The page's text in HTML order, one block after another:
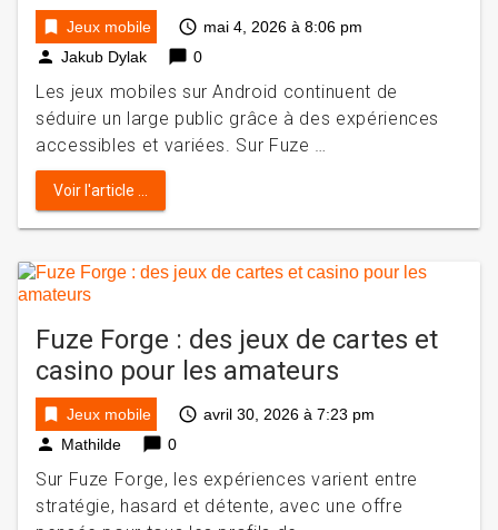
bookmark Jeux mobile access_time mai 4, 2026 à 8:06 pm
person Jakub Dylak chat_bubble 0
Les jeux mobiles sur Android continuent de
séduire un large public grâce à des expériences
accessibles et variées. Sur Fuze …
Voir l'article ...
Fuze Forge : des jeux de cartes et
casino pour les amateurs
bookmark Jeux mobile access_time avril 30, 2026 à 7:23 pm
person Mathilde chat_bubble 0
Sur Fuze Forge, les expériences varient entre
stratégie, hasard et détente, avec une offre